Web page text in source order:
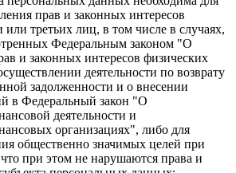
прав и законных интересов
или третьих лиц, в том числе в случаях,
Федеральным законом "О
и законных интересов физических
деятельности по возврату
задолженности и о внесении
в Федеральный закон "О
деятельности и
организациях", либо для
общественно значимых целей при
при этом не нарушаются права и